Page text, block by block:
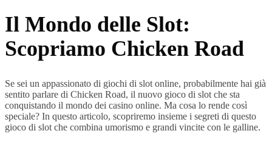
Il Mondo delle Slot:
Scopriamo Chicken Road
Se sei un appassionato di giochi di slot online, probabilmente hai già
sentito parlare di Chicken Road, il nuovo gioco di slot che sta
conquistando il mondo dei casino online. Ma cosa lo rende così
speciale? In questo articolo, scopriremo insieme i segreti di questo
gioco di slot che combina umorismo e grandi vincite con le galline.